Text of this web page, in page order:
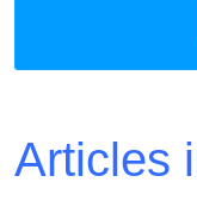
Articles